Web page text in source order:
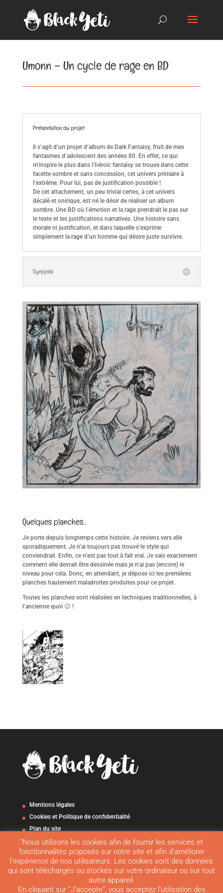
Umonn – Un cycle de rage en BD
Présentation du projet
Il s’agit d’un projet d’album de Dark Fantaisy, fruit de mes
fantasmes d’adolescent des années 80. En effet, ce qui
m’inspire le plus dans l’héroïc fantaisy se trouve dans cette
facette sombre et sans concession, cet univers primaire à
l’extrême. Pour lui, pas de justification possible !
De cet attachement, un peu trivial certes, à cet univers
décalé et onirique, est né le désir de réaliser un album
sombre. Une BD où l’émotion et la rage prendrait le pas sur
le texte et les justifications narratives. Une histoire sans
morale ni justification, et dans laquelle s’exprime
simplement la rage d’un homme qui désire juste survivre.
Synopsis
Quelques planches…
Je porte depuis longtemps cette histoire. Je reviens vers elle
sporadiquement. Je n’ai toujours pas trouvé le style qui
conviendrait. Enfin, ce n’est pas tout à fait vrai. Je sais exactement
comment elle devrait être dessinée mais je n’ai pas (encore) le
niveau pour cela. Donc, en attendant, je dépose ici les premières
planches hautement maladroites produites pour ce projet.
Toutes les planches sont réalisées en techniques traditionnelles, à
l’ancienne quoi 😉 !
Mentions légales
Cookies et Politique de confidentialité
Plan du site
Écrire à Black Yeti
"Nous utilisons les cookies afin de fournir les services et
fonctionnalités proposés sur notre site et afin d’améliorer
l’expérience de nos utilisateurs. Les cookies sont des données
qui sont téléchargés ou stockés sur votre ordinateur ou sur tout
autre appareil.
En cliquant sur ”J’accepte”, vous acceptez l’utilisation des